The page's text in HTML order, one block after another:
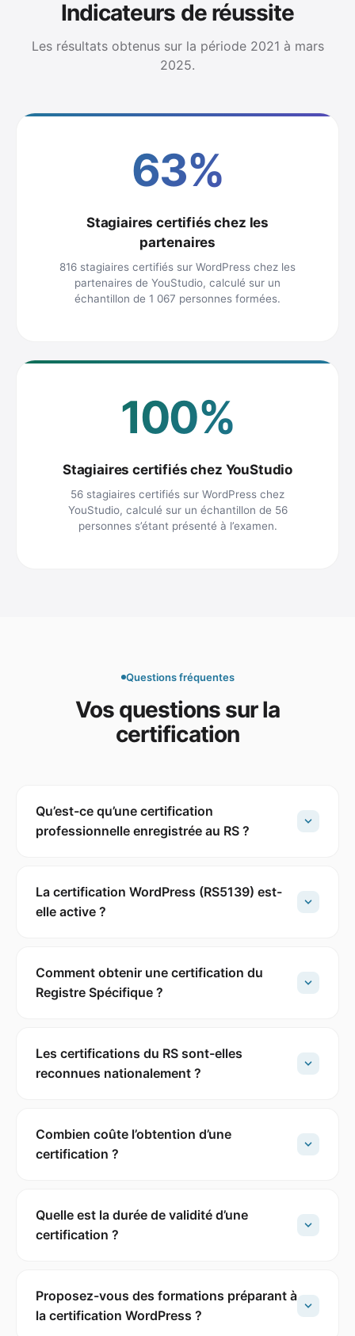
Indicateurs de réussite
Les résultats obtenus sur la période 2021 à mars
2025.
63%
Stagiaires certifiés chez les
partenaires
816 stagiaires certifiés sur WordPress chez les
partenaires de YouStudio, calculé sur un
échantillon de 1 067 personnes formées.
100%
Stagiaires certifiés chez YouStudio
56 stagiaires certifiés sur WordPress chez
YouStudio, calculé sur un échantillon de 56
personnes s’étant présenté à l’examen.
Questions fréquentes
Vos questions sur la
certification
Qu’est-ce qu’une certification
professionnelle enregistrée au RS ?
La certification WordPress (RS5139) est-
elle active ?
Comment obtenir une certification du
Registre Spécifique ?
Les certifications du RS sont-elles
reconnues nationalement ?
Combien coûte l’obtention d’une
certification ?
Quelle est la durée de validité d’une
certification ?
Proposez-vous des formations préparant à
la certification WordPress ?